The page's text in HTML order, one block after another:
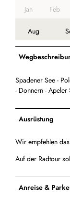
Jan Feb
Aug
Spadener See -
- Donnern - Apeler
Ausrüstung
Wir empfehlen
Auf der Radtour
Anreise &